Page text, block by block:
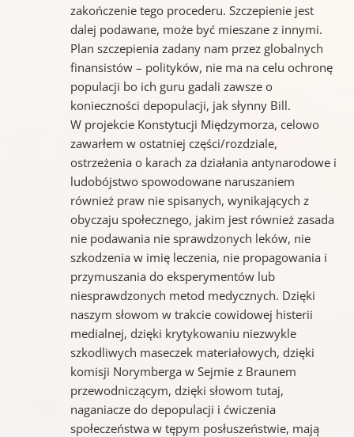
zakończenie tego procederu. Szczepienie jest
dalej podawane, może być mieszane z innymi.
Plan szczepienia zadany nam przez globalnych
finansistów – polityków, nie ma na celu ochronę
populacji bo ich guru gadali zawsze o
konieczności depopulacji, jak słynny Bill.
W projekcie Konstytucji Międzymorza, celowo
zawarłem w ostatniej części/rozdziale,
ostrzeżenia o karach za działania antynarodowe i
ludobójstwo spowodowane naruszaniem
również praw nie spisanych, wynikających z
obyczaju społecznego, jakim jest również zasada
nie podawania nie sprawdzonych leków, nie
szkodzenia w imię leczenia, nie propagowania i
przymuszania do eksperymentów lub
niesprawdzonych metod medycznych. Dzięki
naszym słowom w trakcie cowidowej histerii
medialnej, dzięki krytykowaniu niezwykle
szkodliwych maseczek materiałowych, dzięki
komisji Norymberga w Sejmie z Braunem
przewodniczącym, dzięki słowom tutaj,
naganiacze do depopulacji i ćwiczenia
społeczeństwa w tępym posłuszeństwie, mają